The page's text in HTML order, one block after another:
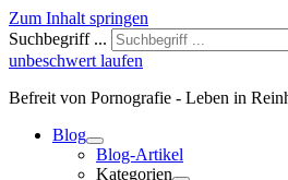
Zum Inhalt springen
Suchbegriff ...
unbeschwert laufen
Befreit von Pornografie - Leben in
Blog
Blog-Artikel
Kategorien